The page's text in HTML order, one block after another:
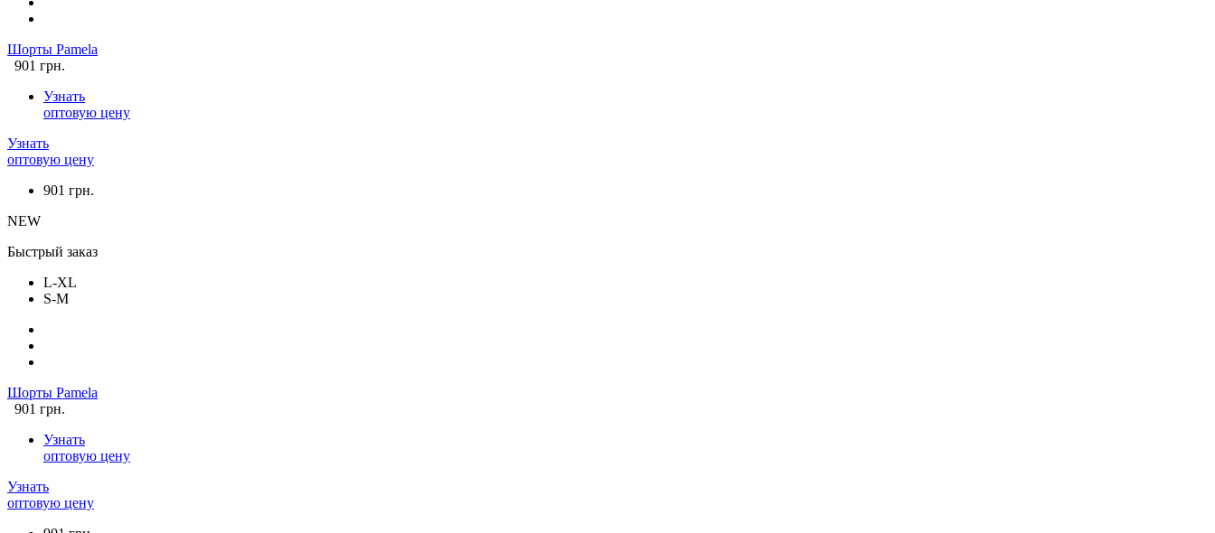
Шорты Pamela
901 грн.
Узнать
оптовую цену
Узнать
оптовую цену
901 грн.
NEW
Быстрый заказ
L-XL
S-M
Шорты Pamela
901 грн.
Узнать
оптовую цену
Узнать
оптовую цену